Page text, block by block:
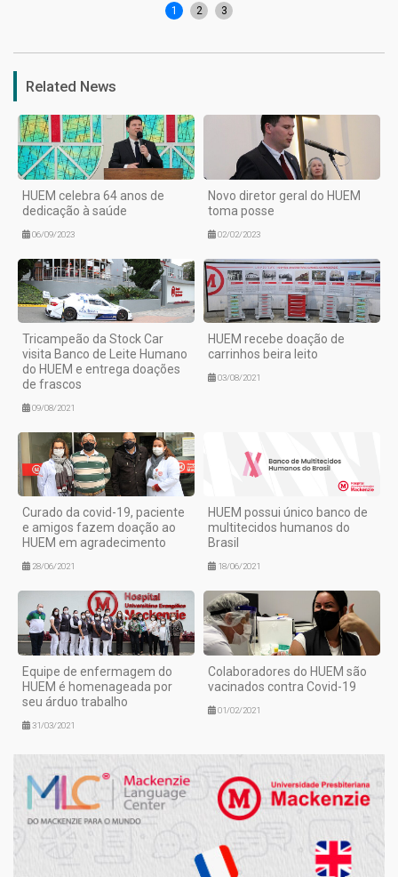
1 2 3
Related News
HUEM celebra 64 anos de
dedicação à saúde
06/09/2023
Novo diretor geral do HUEM
toma posse
02/02/2023
Tricampeão da Stock Car
visita Banco de Leite Humano
do HUEM e entrega doações
de frascos
09/08/2021
HUEM recebe doação de
carrinhos beira leito
03/08/2021
Curado da covid-19, paciente
e amigos fazem doação ao
HUEM em agradecimento
28/06/2021
HUEM possui único banco de
multitecidos humanos do
Brasil
18/06/2021
Equipe de enfermagem do
HUEM é homenageada por
seu árduo trabalho
31/03/2021
Colaboradores do HUEM são
vacinados contra Covid-19
01/02/2021